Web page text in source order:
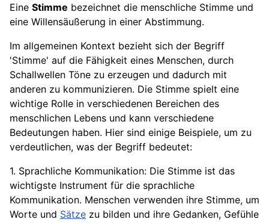
Eine Stimme bezeichnet die menschliche Stimme und
eine Willensäußerung in einer Abstimmung.
Im allgemeinen Kontext bezieht sich der Begriff
'Stimme' auf die Fähigkeit eines Menschen, durch
Schallwellen Töne zu erzeugen und dadurch mit
anderen zu kommunizieren. Die Stimme spielt eine
wichtige Rolle in verschiedenen Bereichen des
menschlichen Lebens und kann verschiedene
Bedeutungen haben. Hier sind einige Beispiele, um zu
verdeutlichen, was der Begriff bedeutet:
1. Sprachliche Kommunikation: Die Stimme ist das
wichtigste Instrument für die sprachliche
Kommunikation. Menschen verwenden ihre Stimme, um
Worte und Sätze zu bilden und ihre Gedanken, Gefühle